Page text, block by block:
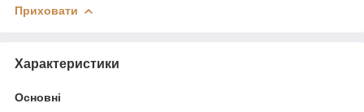
Приховати
Характеристики
Основні